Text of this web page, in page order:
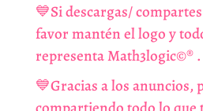
💙Si descargas/
favor mantén el logo y
representa Math3logic©️®️ .
💙Gracias a los anuncios,